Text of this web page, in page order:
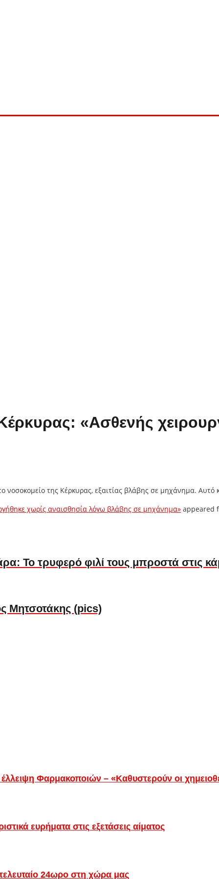
«Ασθενής
της Κέρκυρας, εξαιτίας βλάβης σε μηχάνημα. Αυτό
χωρίς αναισθησία λόγω βλάβης σε μηχάνημα» appeared
Το τρυφερό φιλί τους μπροστά στις
Μητσοτάκης (pics)
Φαρμακοποιών – «Καθυστερούν οι
ευρήματα στις εξετάσεις αίματος
24ωρο στη χώρα μας